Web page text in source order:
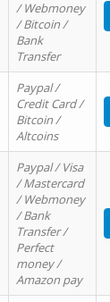
/ Webmoney
/ Bitcoin /
Bank
Transfer
Paypal /
Credit Card /
Bitcoin /
Altcoins
Paypal / Visa
/ Mastercard
/ Webmoney
/ Bank
Transfer /
Perfect
money /
Amazon pay